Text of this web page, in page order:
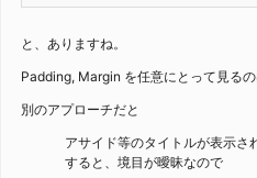
と、ありますね。
Padding, Margin を任意にとって見るの
別のアプローチだと
アサイド等のタイトルが表示さ
すると、境目が曖昧なので